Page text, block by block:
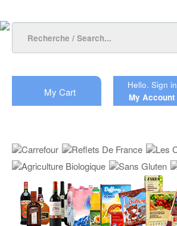
My Cart
Hello. Sign in
My Account